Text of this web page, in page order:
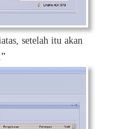
setelah itu akan